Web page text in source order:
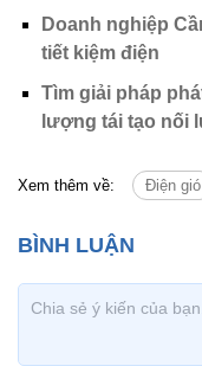
Doanh nghiệp
tiết kiệm điện
Tìm giải pháp
lượng tái tạo nối
Xem thêm về: Điện gió